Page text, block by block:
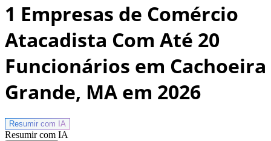
1 Empresas de Comércio
Atacadista Com Até 20
Funcionários em Cachoeira
Grande, MA em 2026
Resumir com IA
Resumir com IA